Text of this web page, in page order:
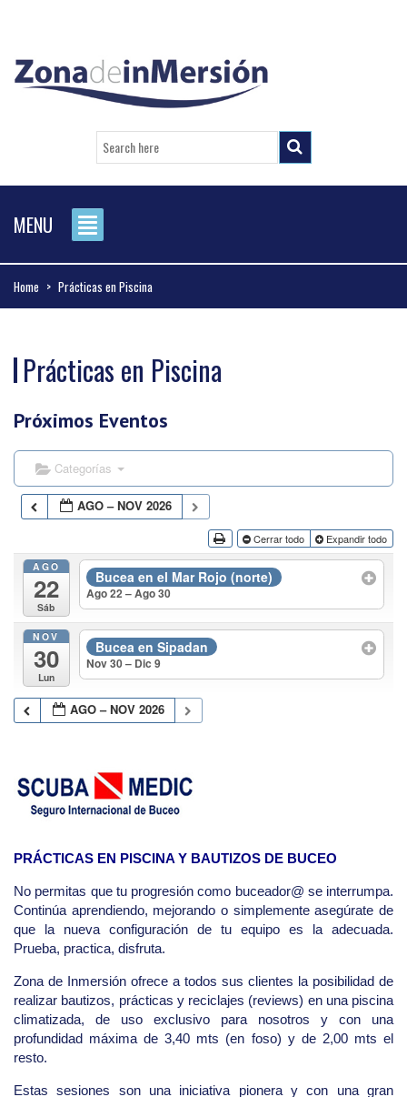
MENU
Home > Prácticas en Piscina
Prácticas en Piscina
Próximos Eventos
Categorías
AGO – NOV 2026
Cerrar todo Expandir todo
AGO
22
Sáb
Bucea en el Mar Rojo (norte)
Ago 22 – Ago 30
NOV
30
Lun
Bucea en Sipadan
Nov 30 – Dic 9
AGO – NOV 2026
PRÁCTICAS EN PISCINA Y BAUTIZOS DE BUCEO
No permitas que tu progresión como buceador@ se interrumpa.
Continúa aprendiendo, mejorando o simplemente asegúrate de
que la nueva configuración de tu equipo es la adecuada.
Prueba, practica, disfruta.
Zona de Inmersión ofrece a todos sus clientes la posibilidad de
realizar bautizos, prácticas y reciclajes (reviews) en una piscina
climatizada, de uso exclusivo para nosotros y con una
profundidad máxima de 3,40 mts (en foso) y de 2,00 mts el
resto.
Estas sesiones son una iniciativa pionera y con una gran